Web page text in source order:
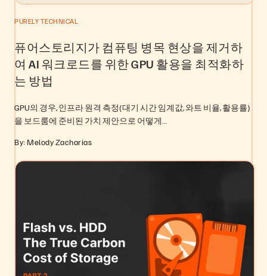
PURELY TECHNICAL
퓨어스토리지가 컴퓨팅 병목 현상을 제거하
여 AI 워크로드를 위한 GPU 활용을 최적화하
는 방법
GPU의 경우, 인프라 원격 측정(대기 시간 임계값, 와트 비율, 활용률)
을 보드룸에 준비된 가치 제안으로 어떻게…
By: Melody Zacharias